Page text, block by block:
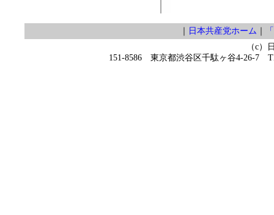
｜ 日本共産党ホーム ｜
（c）
151-8586 東京都渋谷区千駄ヶ谷4-26-7